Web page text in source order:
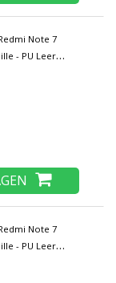
Note 7
- PU Leer
Note 7
- PU Leer